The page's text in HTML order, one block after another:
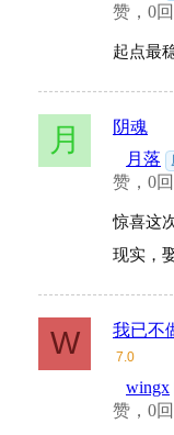
赞，0
起点最
月 阴魂
月落
赞，0
惊喜这
现实，
W 我已不
7.0
wingx
赞，0